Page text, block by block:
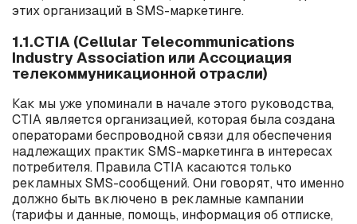
этих организаций в SMS-маркетинге.
1.1.CTIA (Cellular Telecommunications
Industry Association или Ассоциация
телекоммуникационной отрасли)
Как мы уже упоминали в начале этого руководства,
CTIA является организацией, которая была создана
операторами беспроводной связи для обеспечения
надлежащих практик SMS-маркетинга в интересах
потребителя. Правила CTIA касаются только
рекламныхSMS-сообщений. Они говорят, что именно
должно быть включено в рекламные кампании
(тарифы и данные, помощь, информация об отписке,